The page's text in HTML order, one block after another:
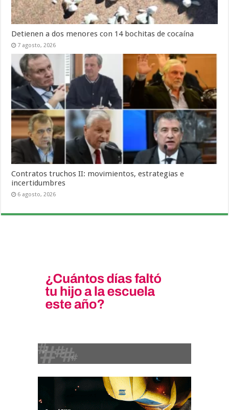
Detienen a dos menores con 14 bochitas de cocaína
7 agosto, 2026
Contratos truchos II: movimientos, estrategias e
incertidumbres
6 agosto, 2026